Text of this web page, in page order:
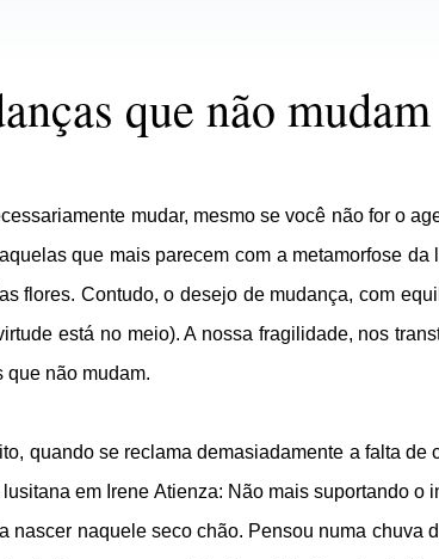
que não mudam
mudar, mesmo se você não for o
que mais parecem com a metamorfose
flores. Contudo, o desejo de mudança, com
está no meio). A nossa fragilidade, nos
que não mudam.
quando se reclama demasiadamente a falta
em Irene Atienza: Não mais suportando
nascer naquele seco chão. Pensou numa chuva